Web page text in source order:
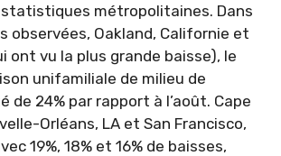
statistiques métropolitaines. Dans
observées, Oakland, Californie et
ont vu la plus grande baisse), le
unifamiliale de milieu de
de 24% par rapport à l’août. Cape
Orléans, LA et San Francisco,
19%, 18% et 16% de baisses,